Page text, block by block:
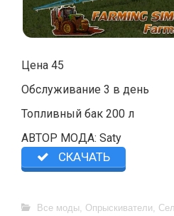
Цена 45
Обслуживание 3 в день
Топливный бак 200 л
АВТОР МОДА: Saty
СКАЧАТЬ
Все моды, Опрыскиватели,